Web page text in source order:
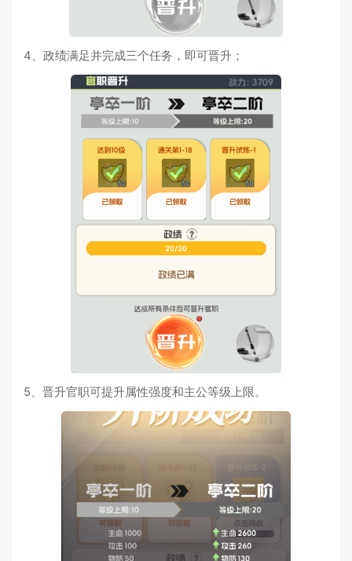
4、政绩满足并完成三个任务，即可晋升；
5、晋升官职可提升属性强度和主公等级上限。